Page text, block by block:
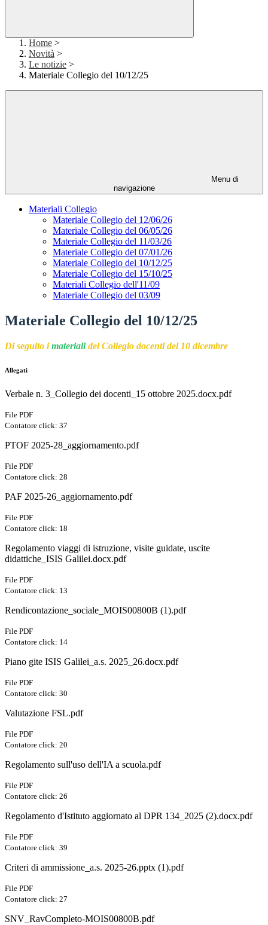
Home >
Novità >
Le notizie >
Materiale Collegio del 10/12/25
Menu di
navigazione
Materiali Collegio
Materiale Collegio del 12/06/26
Materiale Collegio del 06/05/26
Materiale Collegio del 11/03/26
Materiale Collegio del 07/01/26
Materiale Collegio del 10/12/25
Materiale Collegio del 15/10/25
Materiali Collegio dell'11/09
Materiale Collegio del 03/09
Materiale Collegio del 10/12/25
Di seguito imaterialidel Collegio docenti del 10 dicembre
Allegati
Verbale n. 3_Collegio dei docenti_15 ottobre 2025.docx.pdf
File PDF
Contatore click: 37
PTOF 2025-28_aggiornamento.pdf
File PDF
Contatore click: 28
PAF 2025-26_aggiornamento.pdf
File PDF
Contatore click: 18
Regolamento viaggi di istruzione, visite guidate, uscite
didattiche_ISIS Galilei.docx.pdf
File PDF
Contatore click: 13
Rendicontazione_sociale_MOIS00800B (1).pdf
File PDF
Contatore click: 14
Piano gite ISIS Galilei_a.s. 2025_26.docx.pdf
File PDF
Contatore click: 30
Valutazione FSL.pdf
File PDF
Contatore click: 20
Regolamento sull'uso dell'IA a scuola.pdf
File PDF
Contatore click: 26
Regolamento d'Istituto aggiornato al DPR 134_2025 (2).docx.pdf
File PDF
Contatore click: 39
Criteri di ammissione_a.s. 2025-26.pptx (1).pdf
File PDF
Contatore click: 27
SNV_RavCompleto-MOIS00800B.pdf